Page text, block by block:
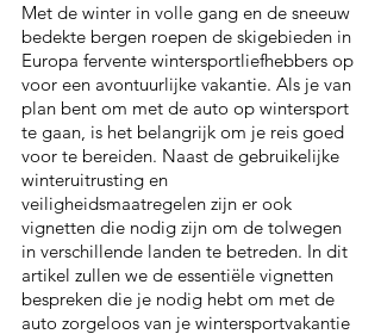
Met de winter in volle gang en de sneeuw
bedekte bergen roepen de skigebieden in
Europa fervente wintersportliefhebbers op
voor een avontuurlijke vakantie. Als je van
plan bent om met de auto op wintersport
te gaan, is het belangrijk om je reis goed
voor te bereiden. Naast de gebruikelijke
winteruitrusting en
veiligheidsmaatregelen zijn er ook
vignetten die nodig zijn om de tolwegen
in verschillende landen te betreden. In dit
artikel zullen we de essentiële vignetten
bespreken die je nodig hebt om met de
auto zorgeloos van je wintersportvakantie